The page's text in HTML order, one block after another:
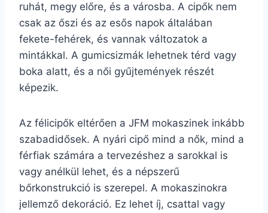
ruhát, megy előre, és a városba. A cipők nem
csak az őszi és az esős napok általában
fekete-fehérek, és vannak változatok a
mintákkal. A gumicsizmák lehetnek térd vagy
boka alatt, és a női gyűjtemények részét
képezik.
Az félicipők eltérően a JFM mokaszinek inkább
szabadidősek. A nyári cipő mind a nők, mind a
férfiak számára a tervezéshez a sarokkal is
vagy anélkül lehet, és a népszerű
bőrkonstrukció is szerepel. A mokaszinokra
jellemző dekoráció. Ez lehet íj, csattal vagy